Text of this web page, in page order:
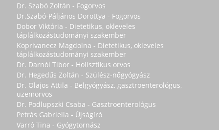
Dr. Szabó Zoltán - Fogorvos
Dr.Szabó-Páljános Dorottya - Fogorvos
Dobor Viktória - Dietetikus, okleveles
táplálkozástudományi szakember
Koprivanecz Magdolna - Dietetikus, okleveles
táplálkozástudományi szakember
Dr. Darnói Tibor - Holisztikus orvos
Dr. Hegedűs Zoltán - Szülész-nőgyógyász
Dr. Olajos Attila - Belgyógyász, gasztroenterológus,
üzemorvos
Dr. Podlupszki Csaba - Gasztroenterológus
Petrás Gabriella - Újságíró
Varró Tina - Gyógytornász